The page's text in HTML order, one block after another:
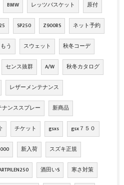
BMW レッツバスケット 原付
SP250 Z900RS ネット予約
う スウェット 秋冬コーデ
センス抜群 A/W 秋冬カタログ
レザーメンテナンス
ナンススプレー 新商品
チケット gsxs gsx７５０
新入荷 スズキ正規
酒田いS 寒さ対策